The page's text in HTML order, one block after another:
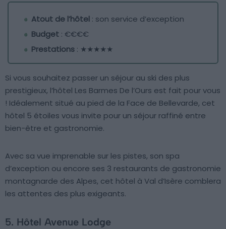
Atout de l’hôtel : son service d’exception
Budget : €€€€
Prestations : ★★★★★
Si vous souhaitez passer un séjour au ski des plus
prestigieux, l’hôtel Les Barmes De l’Ours est fait pour vous
! Idéalement situé au pied de la Face de Bellevarde, cet
hôtel 5 étoiles vous invite pour un séjour raffiné entre
bien-être et gastronomie.
Avec sa vue imprenable sur les pistes, son spa
d’exception ou encore ses 3 restaurants de gastronomie
montagnarde des Alpes, cet hôtel à Val d’Isère comblera
les attentes des plus exigeants.
5. Hôtel Avenue Lodge